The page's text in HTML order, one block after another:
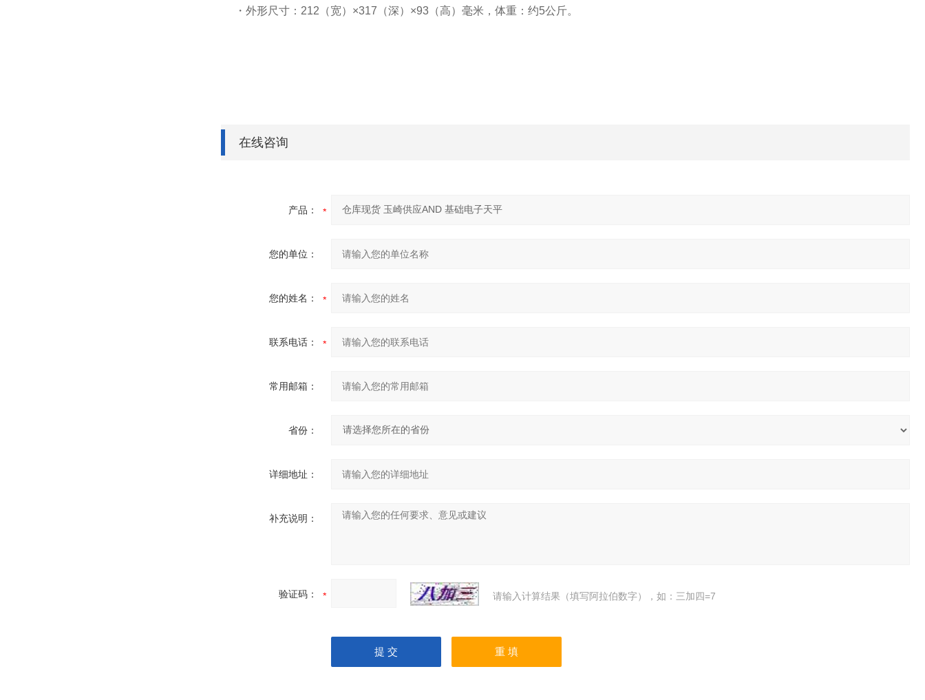
・外形尺寸：212（宽）×317（深）×93（高）毫米，体重：约5公斤。
在线咨询
产品：
您的单位：
您的姓名：
联系电话：
常用邮箱：
省份：
详细地址：
补充说明：
验证码： 请输入计算结果（填写阿拉伯数字），如：三加四=7